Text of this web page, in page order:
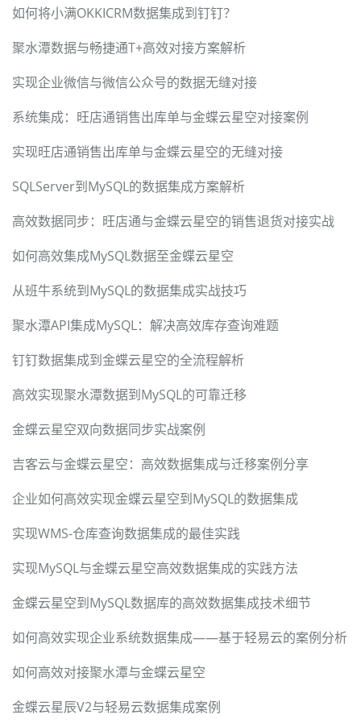
如何将小满OKKICRM数据集成到钉钉？
聚水潭数据与畅捷通T+高效对接方案解析
实现企业微信与微信公众号的数据无缝对接
系统集成：旺店通销售出库单与金蝶云星空对接案例
实现旺店通销售出库单与金蝶云星空的无缝对接
SQLServer到MySQL的数据集成方案解析
高效数据同步：旺店通与金蝶云星空的销售退货对接实战
如何高效集成MySQL数据至金蝶云星空
从班牛系统到MySQL的数据集成实战技巧
聚水潭API集成MySQL：解决高效库存查询难题
钉钉数据集成到金蝶云星空的全流程解析
高效实现聚水潭数据到MySQL的可靠迁移
金蝶云星空双向数据同步实战案例
吉客云与金蝶云星空：高效数据集成与迁移案例分享
企业如何高效实现金蝶云星空到MySQL的数据集成
实现WMS-仓库查询数据集成的最佳实践
实现MySQL与金蝶云星空高效数据集成的实践方法
金蝶云星空到MySQL数据库的高效数据集成技术细节
如何高效实现企业系统数据集成——基于轻易云的案例分析
如何高效对接聚水潭与金蝶云星空
金蝶云星辰V2与轻易云数据集成案例